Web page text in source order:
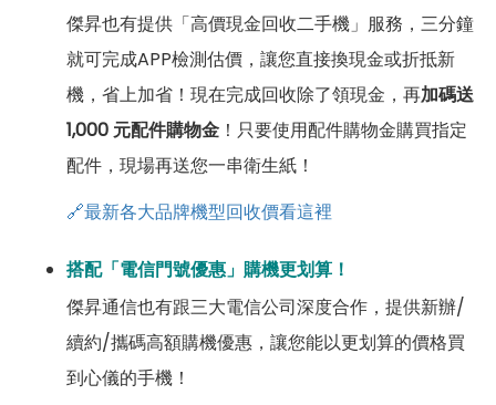
傑昇也有提供「高價現金回收二手機」服務，三分鐘
就可完成APP檢測估價，讓您直接換現金或折抵新
機，省上加省！現在完成回收除了領現金，再加碼送
1,000 元配件購物金 ！只要使用配件購物金購買指定
配件，現場再送您一串衛生紙！
🔗最新各大品牌機型回收價看這裡
搭配「電信門號優惠」購機更划算！
傑昇通信也有跟三大電信公司深度合作，提供新辦/
續約/攜碼高額購機優惠，讓您能以更划算的價格買
到心儀的手機！